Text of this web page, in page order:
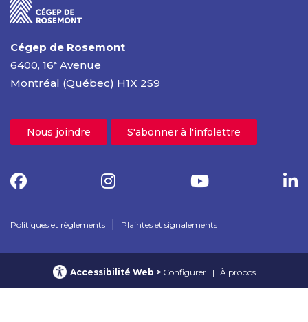
Cégep de Rosemont
6400, 16e Avenue
Montréal (Québec) H1X 2S9
Nous joindre S'abonner à l'infolettre
Politiques et règlements Plaintes et signalements
Accessibilité Web Configurer À propos